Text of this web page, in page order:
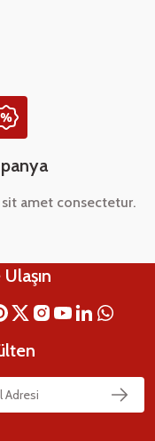
amet consectetur.